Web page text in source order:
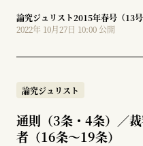
論究ジュリスト2015年春号（13
2022年 10月27日 10:00 公開
論究ジュリスト
通則（3条・4条）／
者（16条～19条）